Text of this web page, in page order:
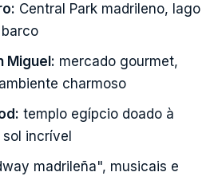
Central Park madrileno, lago
Miguel: mercado gourmet,
charmoso
templo egípcio doado à
incrível
madrileña", musicais e